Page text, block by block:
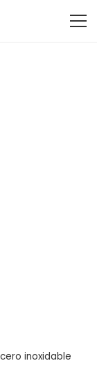
inoxidable